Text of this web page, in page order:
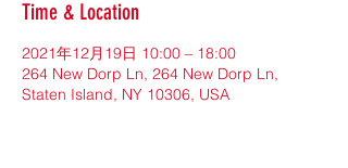
Time & Location
2021年12月19日 10:00 – 18:00
264 New Dorp Ln, 264 New Dorp Ln,
Staten Island, NY 10306, USA